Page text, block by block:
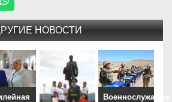
НОВОСТИ
Военнослужащие